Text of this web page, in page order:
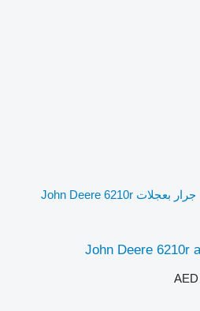
جرار بعجلات John Deere 6210r
John Deere 6210r